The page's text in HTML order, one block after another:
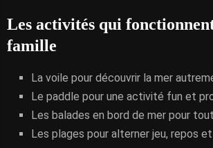
Les activités qui
famille
La voile pour découvrir la mer
Le paddle pour une activité fun et
Les balades en bord de mer pour
Les plages pour alterner jeu, repos